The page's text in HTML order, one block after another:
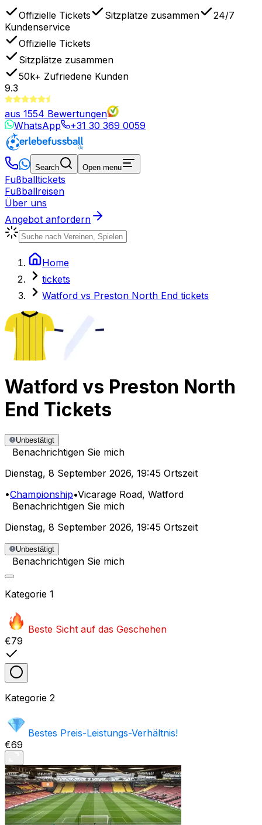
Offizielle Tickets Sitzplätze zusammen
24/7
Kundenservice
Offizielle Tickets
Sitzplätze zusammen
50k+ Zufriedene Kunden
9.3
aus 1554 Bewertungen
WhatsApp
+31 30 369 0059
Search Open menu
Fußballtickets
Fußballreisen
Über uns
Angebot anfordern
Home
tickets
Watford vs Preston North End tickets
Watford vs Preston North
End Tickets
Unbestätigt
Benachrichtigen Sie mich
Dienstag, 8 September 2026, 19:45 Ortszeit
•Championship•Vicarage Road, Watford
Benachrichtigen Sie mich
Dienstag, 8 September 2026, 19:45 Ortszeit
Unbestätigt
Benachrichtigen Sie mich
Kategorie 1
Beste Sicht auf das Geschehen
€79
Kategorie 2
Bestes Preis-Leistungs-Verhältnis!
€69